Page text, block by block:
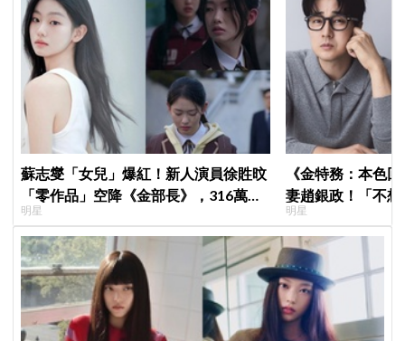
蘇志燮「女兒」爆紅！新人演員徐貹旼
「零作品」空降《金部長》，316萬舊
片被挖出網驚呆：星味藏不住！
明星
《金特務：本色
妻趙銀政！「不
一句話展現滿滿
明星